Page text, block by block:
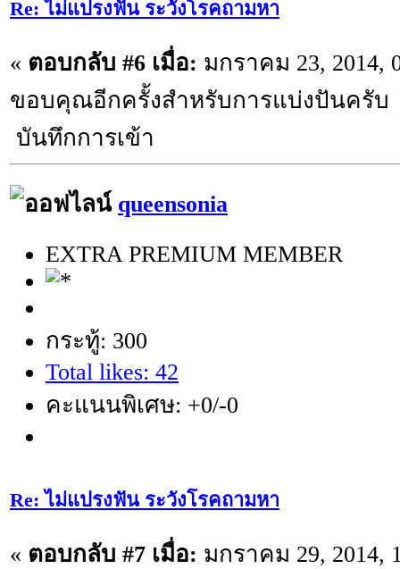
Re: ไม่แปรงฟัน ระวังโรคถามหา
« ตอบกลับ #6 เมื่อ: มกราคม 23, 2014,
ขอบคุณอีกครั้งสำหรับการแบ่งปันครับ
บันทึกการเข้า
queensonia
EXTRA PREMIUM MEMBER
กระทู้: 300
Total likes: 42
คะแนนพิเศษ: +0/-0
Re: ไม่แปรงฟัน ระวังโรคถามหา
« ตอบกลับ #7 เมื่อ: มกราคม 29, 2014,